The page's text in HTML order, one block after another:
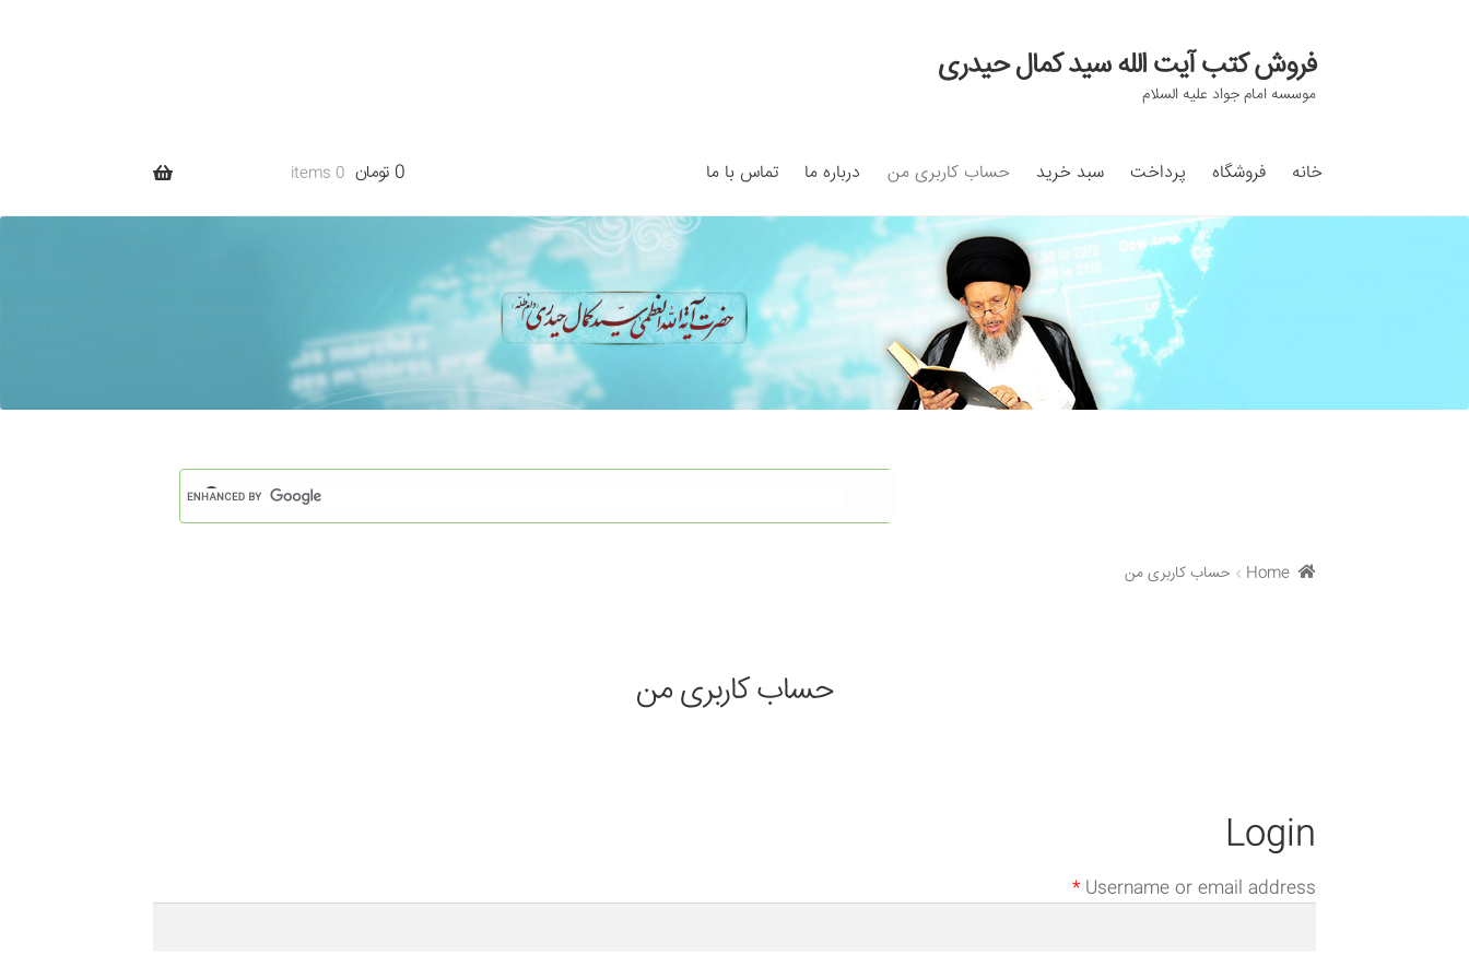
Skip
to
navigation
Skip
to
فروش کتب آیت الله سید کمال حیدری
موسسه امام جواد علیه السلام
خانه فروشگاه پرداخت سبد خرید حساب کاربری من درباره ما تماس با ما
Cart
Checkout
My account
Search Results
Shop برگه نمونه برگه نمونه بلاگ پرداخت
ثبت شکایات حساب کاربری من درباره ما سبد خرید قوانین و مقررات
0 تومان 0 items
Home حساب کاربری من
حساب کاربری من
Login
Username or email address
*